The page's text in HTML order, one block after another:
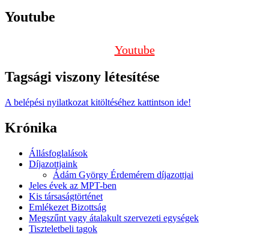
Youtube
Youtube
Tagsági viszony létesítése
A belépési nyilatkozat kitöltéséhez kattintson ide!
Krónika
Állásfoglalások
Díjazottjaink
Ádám György Érdemérem díjazottjai
Jeles évek az MPT-ben
Kis társaságtörténet
Emlékezet Bizottság
Megszűnt vagy átalakult szervezeti egységek
Tiszteletbeli tagok